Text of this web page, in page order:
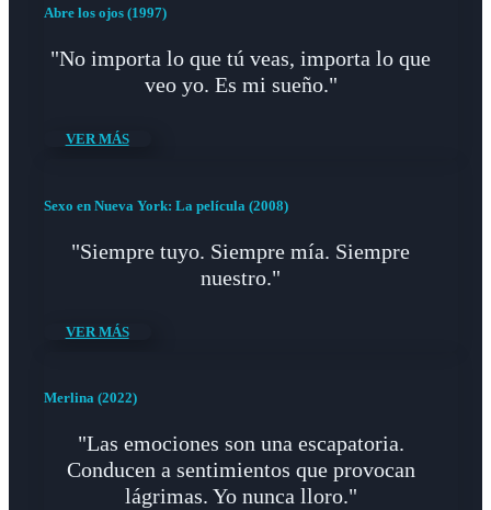
Abre los ojos (1997)
"No importa lo que tú veas, importa lo que
veo yo. Es mi sueño."
VER MÁS
Sexo en Nueva York: La película (2008)
"Siempre tuyo. Siempre mía. Siempre
nuestro."
VER MÁS
Merlina (2022)
"Las emociones son una escapatoria.
Conducen a sentimientos que provocan
lágrimas. Yo nunca lloro."